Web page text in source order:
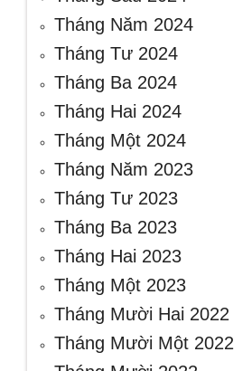
Tháng Năm 2024
Tháng Tư 2024
Tháng Ba 2024
Tháng Hai 2024
Tháng Một 2024
Tháng Năm 2023
Tháng Tư 2023
Tháng Ba 2023
Tháng Hai 2023
Tháng Một 2023
Tháng Mười Hai 2022
Tháng Mười Một 2022